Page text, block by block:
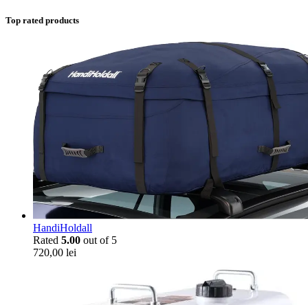
Top rated products
HandiHoldall
Rated 5.00 out of 5
720,00 lei